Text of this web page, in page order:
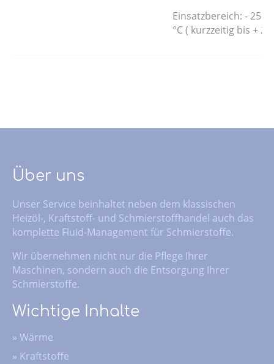
Einsatzbereich: - 25
°C ( kurzzeitig bis +
Über uns
Unser Service beinhaltet neben dem klassischen
Heizöl-, Kraftstoff- und Schmierstoffhandel auch das
komplette Fluid-Management für Schmierstoffe.
Wir übernehmen nicht nur die Pflege Ihrer
Maschinen, sondern auch die Entsorgung Ihrer
Schmierstoffe.
Wichtige Inhalte
» Wärme
» Kraftstoffe